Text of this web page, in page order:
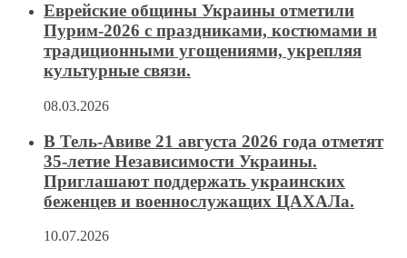
Еврейские общины Украины отметили
Пурим-2026 с праздниками, костюмами и
традиционными угощениями, укрепляя
культурные связи.
08.03.2026
В Тель-Авиве 21 августа 2026 года отметят
35-летие Независимости Украины.
Приглашают поддержать украинских
беженцев и военнослужащих ЦАХАЛа.
10.07.2026